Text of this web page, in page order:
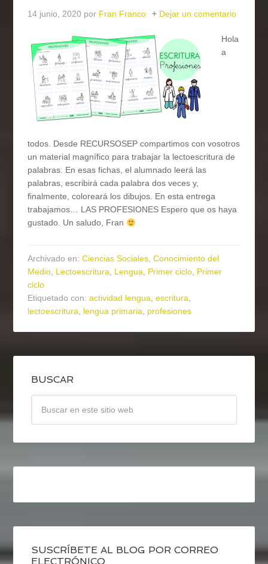
14 junio, 2020 por Fran Franco Dejar un comentario
Hola
a
todos. Desde RECURSOSEP compartimos con vosotros
un material magnífico para trabajar la lectoescritura de
palabras. En esas fichas, el alumnado leerá las
palabras, escribirá cada palabra dos veces y,
finalmente, coloreará los dibujos. En esta entrega
trabajamos… LAS PROFESIONES Espero que os haya
gustado. Un saludo, Fran
Archivado en:Ciencias Sociales,Conocimiento del
Medio, Lectoescritura, Lengua, Primer ciclo, Primer
ciclo
Etiquetado con:actividad lengua,escritura,
lectoescritura, lengua primaria, profesiones
BUSCAR
SUSCRÍBETE AL BLOG POR CORREO
ELECTRÓNICO